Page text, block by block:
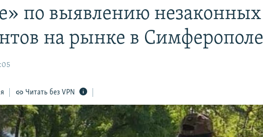
по выявлению незаконных
на рынке в Симферополе
Читать без VPN